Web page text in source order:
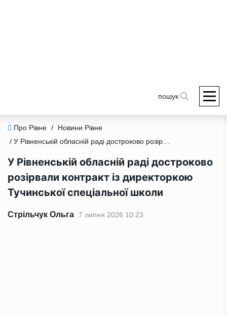
пошук
Про Рівне /
Новини Рівне
/ У Рівненській обласній раді достроково розірвали контракт із директоркою Тучинської спеціальної школи
У Рівненській обласній раді достроково
розірвали контракт із директоркою
Тучинської спеціальної школи
Стрільчук Ольга 7 липня 2026 10:23